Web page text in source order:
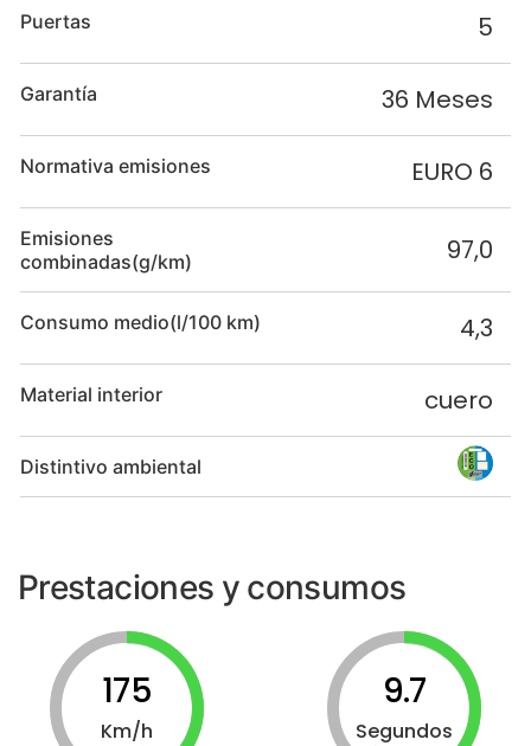
Puertas 5
Garantía 36 Meses
Normativa emisiones EURO 6
Emisiones
combinadas(g/km)
97,0
Consumo medio(l/100 km) 4,3
Material interior cuero
Distintivo ambiental
Prestaciones y consumos
175
Km/h
9.7
Segundos